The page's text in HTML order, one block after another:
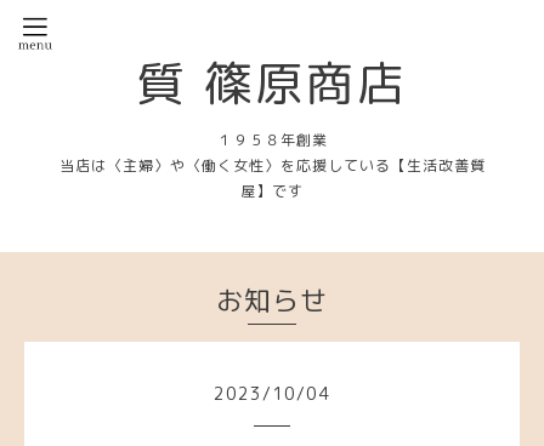
質 篠原商店
１９５８年創業
当店は〈主婦〉や〈働く女性〉を応援している【生活改善質
屋】です
お知らせ
2023/ 10/04